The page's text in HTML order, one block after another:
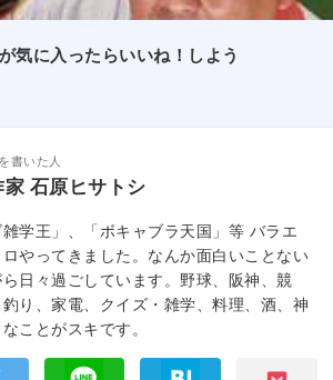
気に入ったらいいね！しよう
書いた人
家 石原ヒサトシ
学王」、「ボキャブラ天国」等 バラエ
やってきました。なんか面白いことない
日々過ごしています。野球、阪神、競
り、家電、クイズ・雑学、料理、酒、神
ことがスキです。